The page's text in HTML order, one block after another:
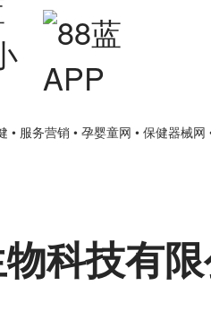
• 服务营销 • 孕婴童网 • 保健器械网
科技有